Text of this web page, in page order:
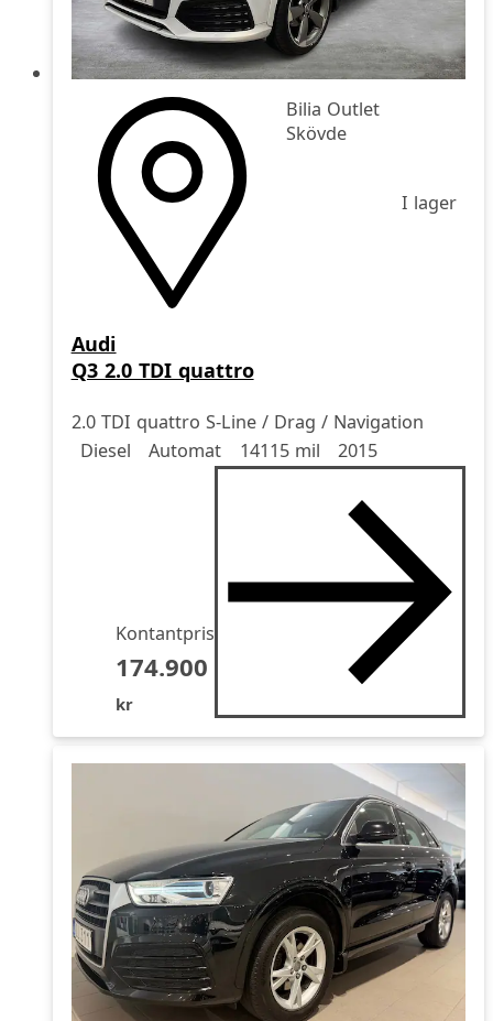
Bilia Outlet
Skövde
I lager
Audi
Q3 2.0 TDI quattro
2.0 TDI quattro S-Line / Drag / Navigation
Drivmedel
Diesel
DrivmedelAutomat
Miltal 14115 mil
årsmodell 2015
Kontantpris
174.900
kr